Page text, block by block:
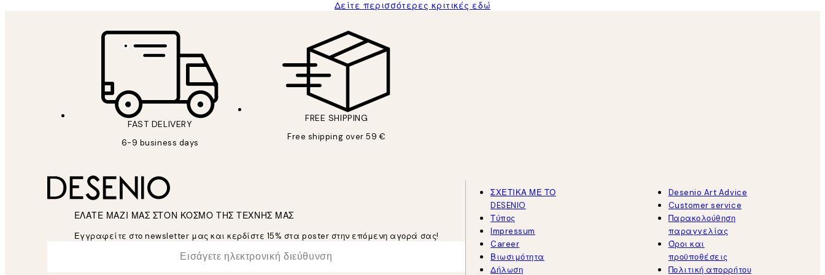
Δείτε περισσότερες κριτικές εδώ
FAST DELIVERY
6-9 business days
FREE SHIPPING
Free shipping over 59 €
ΕΛΑΤΕ ΜΑΖΙ ΜΑΣ ΣΤΟΝ ΚΟΣΜΟ ΤΗΣ ΤΕΧΝΗΣ ΜΑΣ
Εγγραφείτε στο newsletter μας και κερδίστε 15% στα poster στην επόμενη αγορά σας!
ΣΧΕΤΙΚΑ ΜΕ ΤΟ
DESENIO
Τύπος
Impressum
Career
Βιωσιμότητα
Δήλωση
Desenio Art Advice
Customer service
Παρακολούθηση
παραγγελίας
Όροι και
προϋποθέσεις
Πολιτική απορρήτου